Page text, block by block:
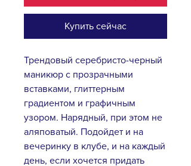
Купить сейчас
Трендовый серебристо-черный
маникюр с прозрачными
вставками, глиттерным
градиентом и графичным
узором. Нарядный, при этом не
аляповатый. Подойдет и на
вечеринку в клубе, и на каждый
день, если хочется придать